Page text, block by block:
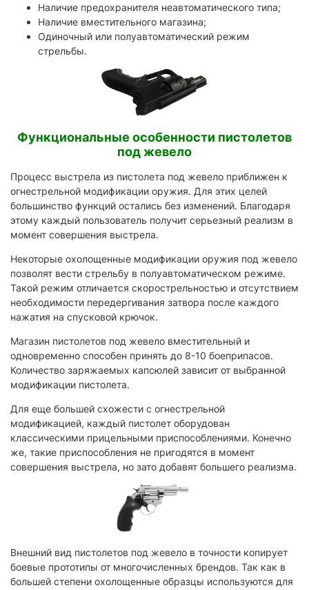
Наличие предохранителя неавтоматического типа;
Наличие вместительного магазина;
Одиночный или полуавтоматический режим
стрельбы.
Функциональные особенности пистолетов
под жевело
Процесс выстрела из пистолета под жевело приближен к
огнестрельной модификации оружия. Для этих целей
большинство функций остались без изменений. Благодаря
этому каждый пользователь получит серьезный реализм в
момент совершения выстрела.
Некоторые охолощенные модификации оружия под жевело
позволят вести стрельбу в полуавтоматическом режиме.
Такой режим отличается скорострельностью и отсутствием
необходимости передергивания затвора после каждого
нажатия на спусковой крючок.
Магазин пистолетов под жевело вместительный и
одновременно способен принять до 8-10 боеприпасов.
Количество заряжаемых капсюлей зависит от выбранной
модификации пистолета.
Для еще большей схожести с огнестрельной
модификацией, каждый пистолет оборудован
классическими прицельными приспособлениями. Конечно
же, такие приспособления не пригодятся в момент
совершения выстрела, но зато добавят большего реализма.
Внешний вид пистолетов под жевело в точности копирует
боевые прототипы от многочисленных брендов. Так как в
большей степени охолощенные образцы используются для